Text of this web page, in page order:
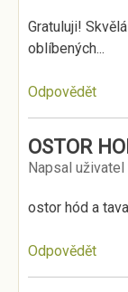
Gratuluji!
oblíbených...
Odpovědět
OSTOR
Napsal uživatel
ostor hód a
Odpovědět